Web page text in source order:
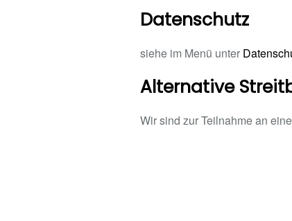
Datenschutz
siehe im Menü unter
Alternative
Wir sind zur Teilnahme an